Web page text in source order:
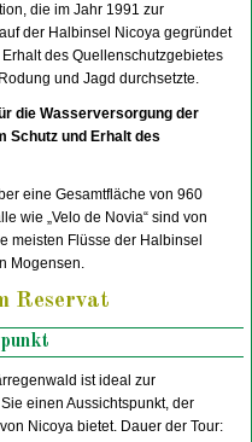
die im Jahr 1991 zur
der Halbinsel Nicoya gegründet
des Quellenschutzgebietes
und Jagd durchsetzte.
die Wasserversorgung der
Schutz und Erhalt des
eine Gesamtfläche von 960
wie „Velo de Novia“ sind von
meisten Flüsse der Halbinsel
Mogensen.
Reservat
ist ideal zur
einen Aussichtspunkt, der
Nicoya bietet. Dauer der Tour: